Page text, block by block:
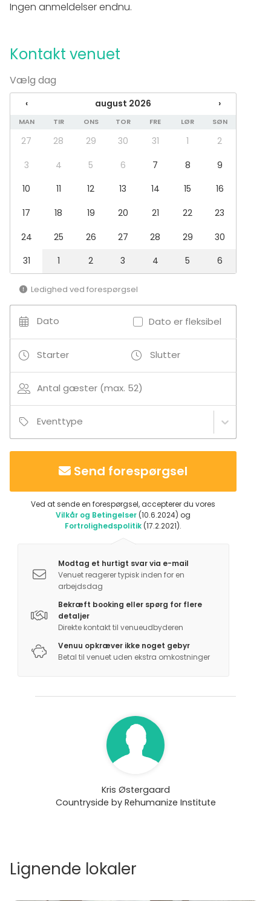
Eventtyper
Frokost / Middag
Konference / Kursus
Messe / Udstilling
Julefrokost
Firmaarrangement
Firmafest
Barnedåb / Konfirmation
Lokaletype
Møderum
Have
Ingen anmeldelser endnu.
Kontakt venuet
Vælg dag
‹ august 2026 ›
MAN TIR ONS TOR FRE LØR SØN
27 28 29 30 31 1
2
3
4 5 6 7 8
9
10
11 12 13 14 15
16
17
18 19 20 21 22
23
24
25 26 27 28 29
30
31
1 2 3 4 5 6
Ledighed ved forespørgsel
Dato Dato er fleksibel
Starter Slutter
Antal gæster (max. 52)
Eventtype
Send forespørgsel
Ved at sende en forespørgsel, accepterer du vores
Vilkår og Betingelser (10.6.2024) og
Fortrolighedspolitik (17.2.2021).
Modtag et hurtigt svar via e-mail
Venuet reagerer typisk inden for en
arbejdsdag
Bekræft booking eller spørg for flere
detaljer
Direkte kontakt til venueudbyderen
Venuu opkræver ikke noget gebyr
Betal til venuet uden ekstra omkostninger
Kris Østergaard
Countryside by Rehumanize Institute
Lignende lokaler